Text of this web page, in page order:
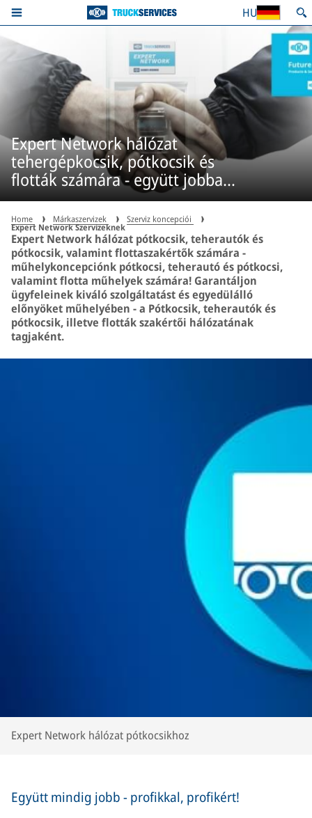
HU
Expert Network hálózat
tehergépkocsik, pótkocsik és
flották számára - együtt jobbak
vagyunk
Home Márkaszervizek Szerviz koncepciói
Expert Network Szervizeknek
Expert Network hálózat pótkocsik, teherautók és
pótkocsik, valamint flottaszakértők számára -
műhelykoncepciónk pótkocsi, teherautó és pótkocsi,
valamint flotta műhelyek számára! Garantáljon
ügyfeleinek kiváló szolgáltatást és egyedülálló
előnyöket műhelyében - a Pótkocsik, teherautók és
pótkocsik, illetve flották szakértői hálózatának
tagjaként.
Expert Network hálózat pótkocsikhoz
Együtt mindig jobb - profikkal, profikért!